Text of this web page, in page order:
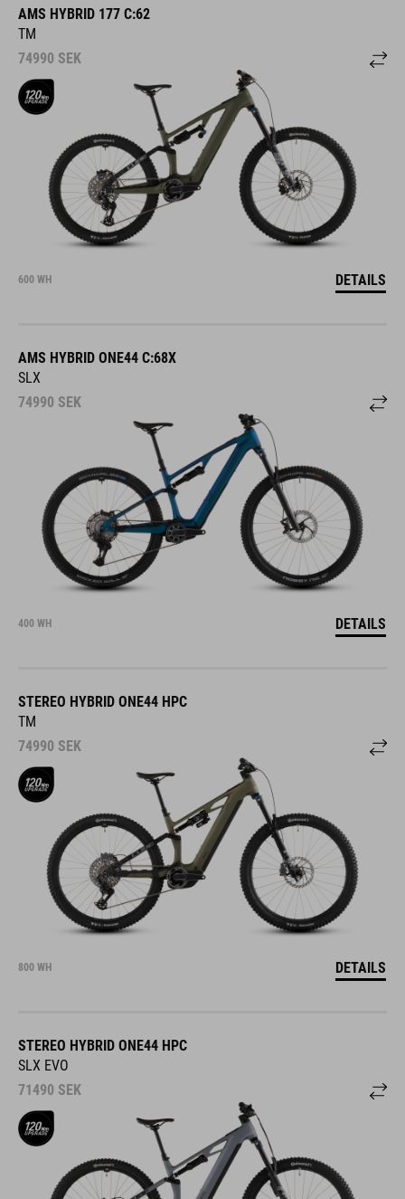
AMS HYBRID 177 C:62
TM
74990 SEK
DETAILS
AMS HYBRID ONE44 C:68X
SLX
74990 SEK
DETAILS
STEREO HYBRID ONE44 HPC
TM
74990 SEK
DETAILS
STEREO HYBRID ONE44 HPC
SLX EVO
71490 SEK